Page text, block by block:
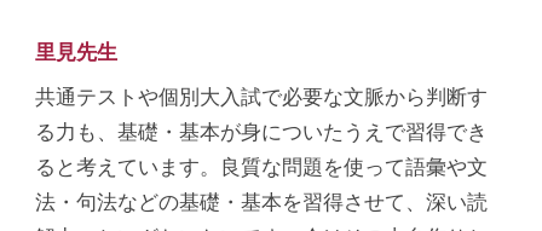
里見先生
共通テストや個別大入試で必要な文脈から判断す
る力も、基礎・基本が身についたうえで習得でき
ると考えています。良質な問題を使って語彙や文
法・句法などの基礎・基本を習得させて、深い読